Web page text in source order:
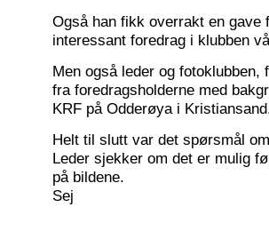
Også han fikk overrakt en gave
interessant foredrag i klubben
Men også leder og
fra foredragsholderne med
KRF på Odderøya i
Helt til slutt var det spørsmål
Leder sjekker om det er mulig
på bildene.
Sej